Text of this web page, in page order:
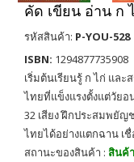
คัด เขียน อ่าน ก
รหัสสินค้า: P-YOU-528
ISBN: 1294877735908
เริ่มต้นเรียนรู้ ก ไก่ แล
ไทยที่แข็งแรงตั้งแต่วัย
32 เสียง ฝึกประสมพยั
ไทยได้อย่างแตกฉาน เ
สถานะของสินค้า : สินค้